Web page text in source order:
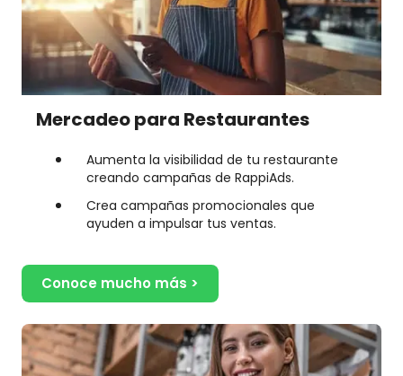
Mercadeo para Restaurantes
Aumenta la visibilidad de tu restaurante
creando campañas de RappiAds.
Crea campañas promocionales que
ayuden a impulsar tus ventas.
Conoce mucho más >